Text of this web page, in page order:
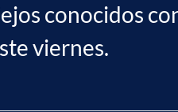
conocidos
viernes.